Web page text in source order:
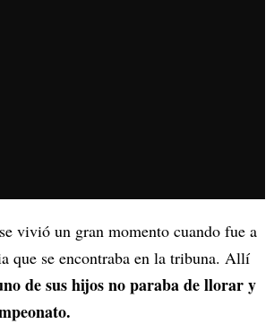
vivió un gran momento cuando fue a
que se encontraba en la tribuna. Allí
de sus hijos no paraba de llorar y